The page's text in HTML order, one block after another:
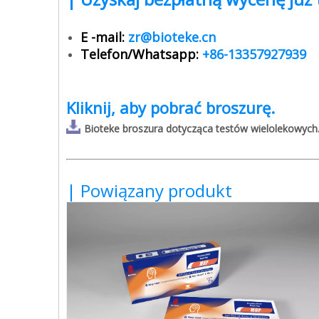
E -mail: zr@bioteke.cn
Telefon/Whatsapp: +86-13357927939
Kliknij, aby pobrać broszurę.
Bioteke broszura dotycząca testów
| Powiązany produkt